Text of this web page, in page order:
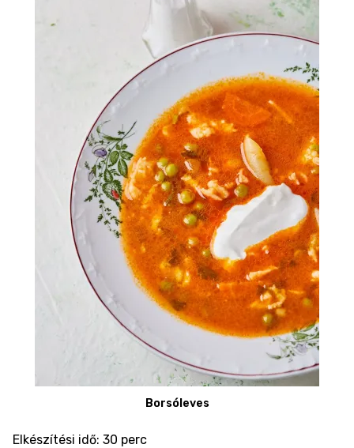
Borsóleves
Elkészítési idő: 30 perc